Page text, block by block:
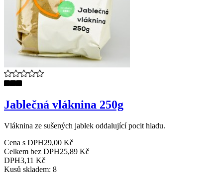
Jablečná vláknina 250g
Vláknina ze sušených jablek oddalující pocit hladu.
Cena s DPH29,00 Kč
Celkem bez DPH25,89 Kč
DPH3,11 Kč
Kusů skladem: 8